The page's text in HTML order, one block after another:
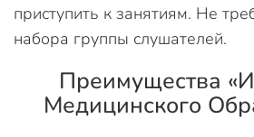
приступить к занятиям. Не
набора группы слушателей.
Преимущества
Медицинского